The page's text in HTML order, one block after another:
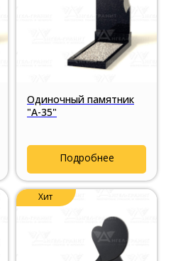
Одиночный памятник
"А-35"
Подробнее
Хит